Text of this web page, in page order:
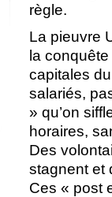
règle.
La pieuvre
la
capitales
salariés,
» qu’on
horaires,
Des
stagnent et
Ces « post